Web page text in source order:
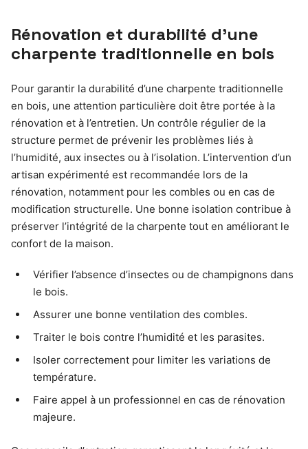
Rénovation et durabilité d’une
charpente traditionnelle en bois
Pour garantir la durabilité d’une charpente traditionnelle
en bois, une attention particulière doit être portée à la
rénovation et à l’entretien. Un contrôle régulier de la
structure permet de prévenir les problèmes liés à
l’humidité, aux insectes ou à l’isolation. L’intervention d’un
artisan expérimenté est recommandée lors de la
rénovation, notamment pour les combles ou en cas de
modification structurelle. Une bonne isolation contribue à
préserver l’intégrité de la charpente tout en améliorant le
confort de la maison.
Vérifier l’absence d’insectes ou de champignons dans
le bois.
Assurer une bonne ventilation des combles.
Traiter le bois contre l’humidité et les parasites.
Isoler correctement pour limiter les variations de
température.
Faire appel à un professionnel en cas de rénovation
majeure.